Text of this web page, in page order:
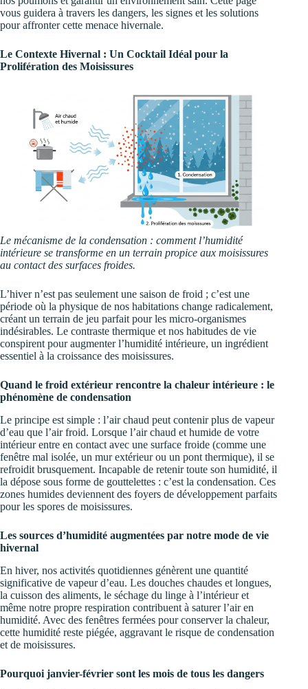
vous guidera à travers les dangers, les signes et les solutions
pour affronter cette menace hivernale.
Le Contexte Hivernal : Un Cocktail Idéal pour la
Prolifération des Moisissures
Le mécanisme de la condensation : comment l’humidité
intérieure se transforme en un terrain propice aux moisissures
au contact des surfaces froides.
L’hiver n’est pas seulement une saison de froid ; c’est une
période où la physique de nos habitations change radicalement,
créant un terrain de jeu parfait pour les micro-organismes
indésirables. Le contraste thermique et nos habitudes de vie
conspirent pour augmenter l’humidité intérieure, un ingrédient
essentiel à la croissance des moisissures.
Quand le froid extérieur rencontre la chaleur intérieure : le
phénomène de condensation
Le principe est simple : l’air chaud peut contenir plus de vapeur
d’eau que l’air froid. Lorsque l’air chaud et humide de votre
intérieur entre en contact avec une surface froide (comme une
fenêtre mal isolée, un mur extérieur ou un pont thermique), il se
refroidit brusquement. Incapable de retenir toute son humidité, il
la dépose sous forme de gouttelettes : c’est la condensation. Ces
zones humides deviennent des foyers de développement parfaits
pour les spores de moisissures.
Les sources d’humidité augmentées par notre mode de vie
hivernal
En hiver, nos activités quotidiennes génèrent une quantité
significative de vapeur d’eau. Les douches chaudes et longues,
la cuisson des aliments, le séchage du linge à l’intérieur et
même notre propre respiration contribuent à saturer l’air en
humidité. Avec des fenêtres fermées pour conserver la chaleur,
cette humidité reste piégée, aggravant le risque de condensation
et de moisissures.
Pourquoi janvier-février sont les mois de tous les dangers